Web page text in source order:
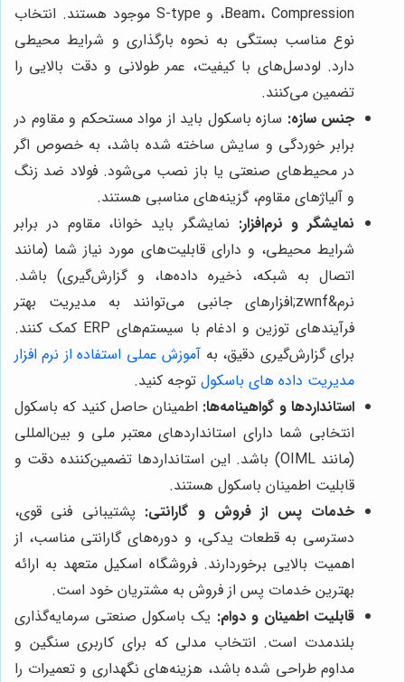
Beam، Compression، و S-type موجود هستند. انتخاب
نوع مناسب بستگی به نحوه بارگذاری و شرایط محیطی
دارد. لودسل‌های با کیفیت، عمر طولانی و دقت بالایی را
تضمین می‌کنند.
جنس سازه: سازه باسکول باید از مواد مستحکم و مقاوم در
برابر خوردگی و سایش ساخته شده باشد، به خصوص اگر
در محیط‌های صنعتی یا باز نصب می‌شود. فولاد ضد زنگ
و آلیاژهای مقاوم، گزینه‌های مناسبی هستند.
نمایشگر و نرم‌افزار: نمایشگر باید خوانا، مقاوم در برابر
شرایط محیطی، و دارای قابلیت‌های مورد نیاز شما (مانند
اتصال به شبکه، ذخیره داده‌ها، و گزارش‌گیری) باشد.
نرم&zwnf;افزارهای جانبی می‌توانند به مدیریت بهتر
فرآیندهای توزین و ادغام با سیستم‌های ERP کمک کنند.
برای گزارش‌گیری دقیق، به آموزش عملی استفاده از نرم افزار
مدیریت داده های باسکول توجه کنید.
استانداردها و گواهینامه‌ها: اطمینان حاصل کنید که باسکول
انتخابی شما دارای استانداردهای معتبر ملی و بین‌المللی
(مانند OIML) باشد. این استانداردها تضمین‌کننده دقت و
قابلیت اطمینان باسکول هستند.
خدمات پس از فروش و گارانتی: پشتیبانی فنی قوی،
دسترسی به قطعات یدکی، و دوره‌های گارانتی مناسب، از
اهمیت بالایی برخوردارند. فروشگاه اسکیل متعهد به ارائه
بهترین خدمات پس از فروش به مشتریان خود است.
قابلیت اطمینان و دوام: یک باسکول صنعتی سرمایه‌گذاری
بلندمدت است. انتخاب مدلی که برای کاربری سنگین و
مداوم طراحی شده باشد، هزینه‌های نگهداری و تعمیرات را